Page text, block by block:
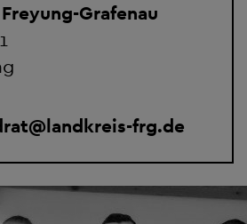
Grafenau
@landkreis-frg.de